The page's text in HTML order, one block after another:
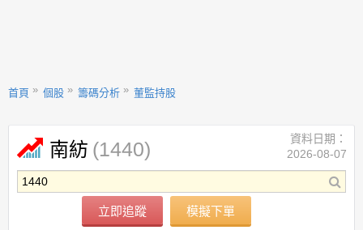
首頁 個股 籌碼分析 董監持股
南紡 (1440)
立即追蹤 模擬下單
資料日期：
2026-08-07